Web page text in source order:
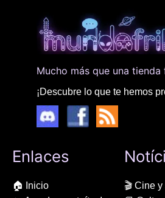
Mucho más que una tienda
¡Descubre lo que te hemos
Enlaces
🏠 Inicio
🎬 Cine